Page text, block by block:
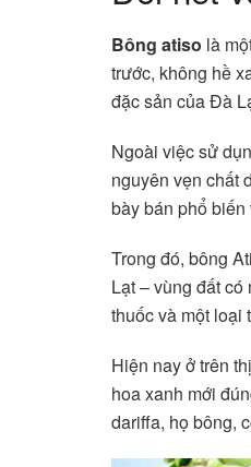
Bông atiso là
trước, không hề
đặc sản của Đà
Ngoài việc sử
nguyên vẹn chất
bày bán phổ
Trong đó, bông
Lạt – vùng đất có
thuốc và một loại
Hiện nay ở trên
hoa xanh mới
dariffa, họ bông,